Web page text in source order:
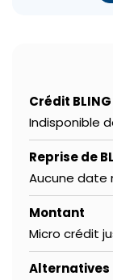
Crédit BLING
Indisponible
Reprise de
Aucune date
Montant
Micro crédit
Alternatives